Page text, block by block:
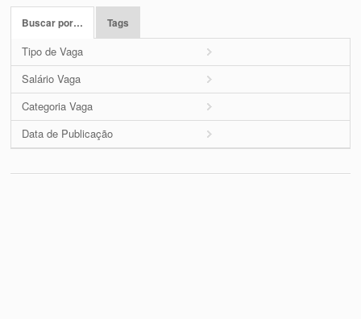
Buscar por… Tags
Tipo de Vaga
Salário Vaga
Categoria Vaga
Data de Publicação